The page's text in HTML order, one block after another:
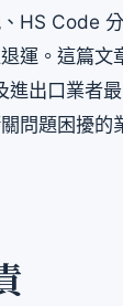
HS Code
運。這篇文
出口業者
問題困擾的